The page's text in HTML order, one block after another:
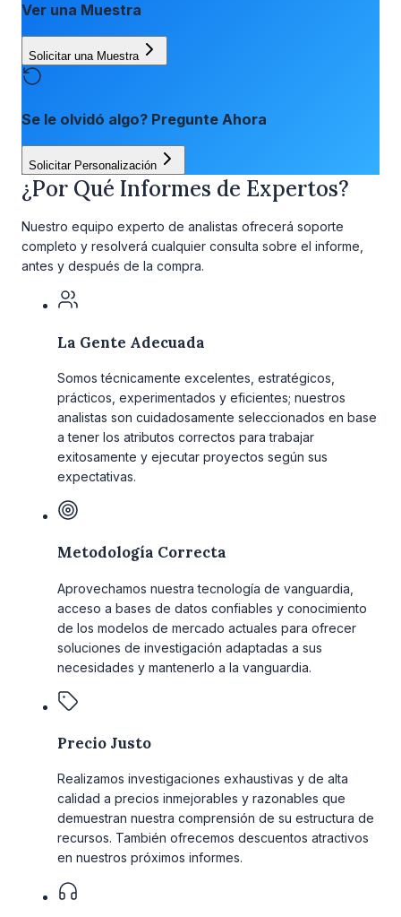
Ver una Muestra
Solicitar una Muestra
Se le olvidó algo? Pregunte Ahora
Solicitar Personalización
¿Por Qué Informes de Expertos?
Nuestro equipo experto de analistas ofrecerá soporte
completo y resolverá cualquier consulta sobre el informe,
antes y después de la compra.
La Gente Adecuada
Somos técnicamente excelentes, estratégicos,
prácticos, experimentados y eficientes; nuestros
analistas son cuidadosamente seleccionados en base
a tener los atributos correctos para trabajar
exitosamente y ejecutar proyectos según sus
expectativas.
Metodología Correcta
Aprovechamos nuestra tecnología de vanguardia,
acceso a bases de datos confiables y conocimiento
de los modelos de mercado actuales para ofrecer
soluciones de investigación adaptadas a sus
necesidades y mantenerlo a la vanguardia.
Precio Justo
Realizamos investigaciones exhaustivas y de alta
calidad a precios inmejorables y razonables que
demuestran nuestra comprensión de su estructura de
recursos. También ofrecemos descuentos atractivos
en nuestros próximos informes.